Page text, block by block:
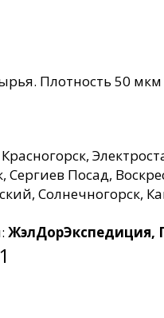
Плотность 50
Посад,
ЖэлДорЭкспедиция,